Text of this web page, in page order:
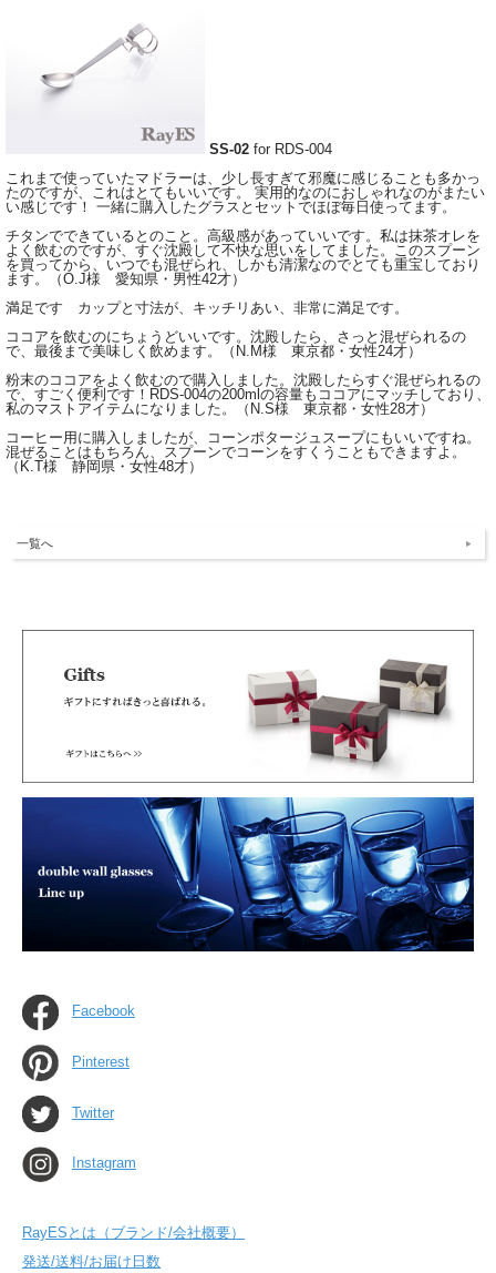
SS-02 for RDS-004
これまで使っていたマドラーは、少し長すぎて邪魔に感じることも多かっ
たのですが、これはとてもいいです。 実用的なのにおしゃれなのがまたい
い感じです！ 一緒に購入したグラスとセットでほぼ毎日使ってます。
チタンでできているとのこと。高級感があっていいです。私は抹茶オレを
よく飲むのですが、すぐ沈殿して不快な思いをしてました。このスプーン
を買ってから、いつでも混ぜられ、しかも清潔なのでとても重宝しており
ます。（O.J様 愛知県・男性42才）
満足です カップと寸法が、キッチリあい、非常に満足です。
ココアを飲むのにちょうどいいです。沈殿したら、さっと混ぜられるの
で、最後まで美味しく飲めます。（N.M様 東京都・女性24才）
粉末のココアをよく飲むので購入しました。沈殿したらすぐ混ぜられるの
で、すごく便利です！RDS-004の200mlの容量もココアにマッチしており、
私のマストアイテムになりました。（N.S様 東京都・女性28才）
コーヒー用に購入しましたが、コーンポタージュスープにもいいですね。
混ぜることはもちろん、スプーンでコーンをすくうこともできますよ。
（K.T様 静岡県・女性48才）
一覧へ
Facebook
Pinterest
Twitter
Instagram
RayESとは（ブランド/会社概要）
発送/送料/お届け日数